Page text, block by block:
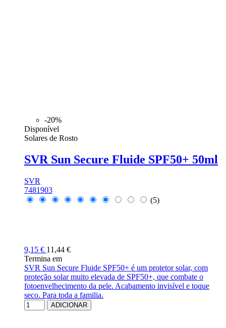
-20%
Disponível
Solares de Rosto
SVR Sun Secure Fluide SPF50+ 50ml
SVR
7481903
(5)
9,15 € 11,44 €
Termina em
SVR Sun Secure Fluide SPF50+ é um protetor solar, com
proteção solar muito elevada de SPF50+, que combate o
fotoenvelhecimento da pele. Acabamento invisível e toque
seco. Para toda a familia.
ADICIONAR